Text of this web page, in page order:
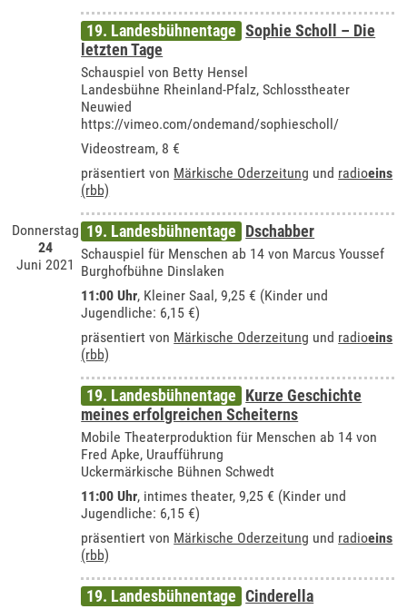
19. Landesbühnentage Sophie Scholl – Die
letzten Tage
Schauspiel von Betty Hensel
Landesbühne Rheinland-Pfalz, Schlosstheater
Neuwied
https://vimeo.com/ondemand/sophiescholl/
Videostream, 8 €
präsentiert von Märkische Oderzeitung und radioeins
(rbb)
Donnerstag
24
Juni 2021
19. Landesbühnentage Dschabber
Schauspiel für Menschen ab 14 von Marcus Youssef
Burghofbühne Dinslaken
11:00 Uhr, Kleiner Saal, 9,25 € (Kinder und
Jugendliche: 6,15 €)
präsentiert von Märkische Oderzeitung und radioeins
(rbb)
19. Landesbühnentage Kurze Geschichte
meines erfolgreichen Scheiterns
Mobile Theaterproduktion für Menschen ab 14 von
Fred Apke, Uraufführung
Uckermärkische Bühnen Schwedt
11:00 Uhr, intimes theater, 9,25 € (Kinder und
Jugendliche: 6,15 €)
präsentiert von Märkische Oderzeitung und radioeins
(rbb)
19. Landesbühnentage Cinderella